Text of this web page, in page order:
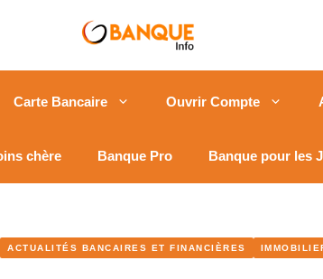
Carte Bancaire Ouvrir Compte
chère Banque Pro Banque pour les
ACTUALITÉS BANCAIRES ET FINANCIÈRES